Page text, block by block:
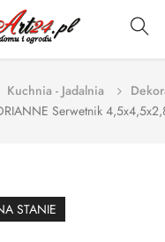
Kuchnia - Jadalnia
Serwetnik
STANIE